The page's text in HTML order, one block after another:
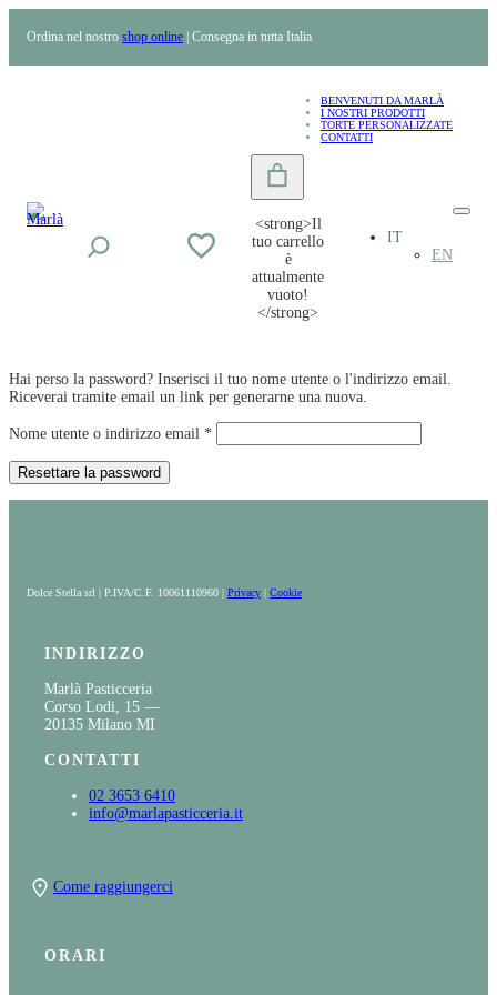
Ordina nel nostro shop online | Consegna in tutta Italia
BENVENUTI DA MARLÀ
I NOSTRI PRODOTTI
TORTE PERSONALIZZATE
CONTATTI
<strong>Il
tuo carrello
è
attualmente
vuoto!
</strong>
IT
EN
Hai perso la password? Inserisci il tuo nome utente o l'indirizzo email.
Riceverai tramite email un link per generarne una nuova.
Nome utente o indirizzo email *Richiesto
Resettare la password
Dolce Stella srl | P.IVA/C.F. 10061110960 | Privacy | Cookie
INDIRIZZO
Marlà Pasticceria
Corso Lodi, 15 —
20135 Milano MI
CONTATTI
02 3653 6410
info@marlapasticceria.it
Come raggiungerci
ORARI